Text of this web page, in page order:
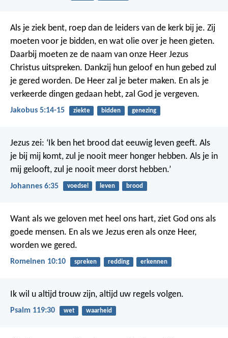
Als je ziek bent, roep dan de leiders van de kerk bij je. Zij
moeten voor je bidden, en wat olie over je heen gieten.
Daarbij moeten ze de naam van onze Heer Jezus
Christus uitspreken. Dankzij hun geloof en hun gebed zul
je gered worden. De Heer zal je beter maken. En als je
verkeerde dingen gedaan hebt, zal God je vergeven.
Jakobus 5:14-15 ziekte bidden genezing
Jezus zei: ‘Ik ben het brood dat eeuwig leven geeft. Als
je bij mij komt, zul je nooit meer honger hebben. Als je in
mij gelooft, zul je nooit meer dorst hebben.’
Johannes 6:35 voedsel leven brood
Want als we geloven met heel ons hart, ziet God ons als
goede mensen. En als we Jezus eren als onze Heer,
worden we gered.
Romeinen 10:10 spreken redding erkennen
Ik wil u altijd trouw zijn, altijd uw regels volgen.
Psalm 119:30 wet waarheid